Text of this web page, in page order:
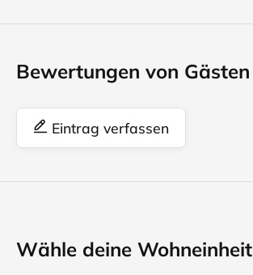
Bewertungen von Gästen
Eintrag verfassen
Wähle deine Wohneinheit